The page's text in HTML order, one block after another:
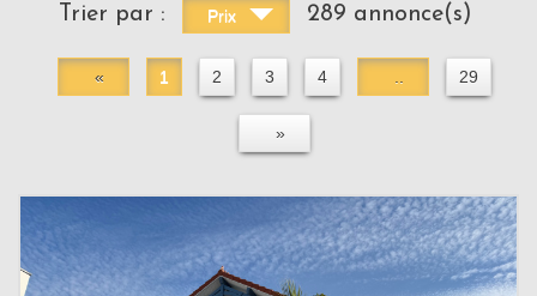
Trier par : Prix 289 annonce(s)
« 1 2 3 4 .. 29
»